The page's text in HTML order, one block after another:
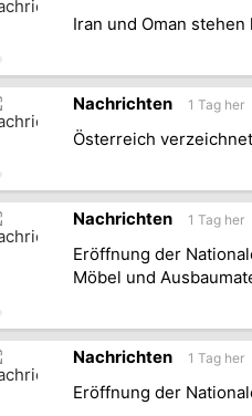
Iran und Oman
zum
Originalbeitrag
Nachrichten 1 Tag her
Österreich
zum
Originalbeitrag
Nachrichten 1 Tag her
Eröffnung der
Möbel und
zum
Originalbeitrag
Nachrichten 1 Tag her
Eröffnung der